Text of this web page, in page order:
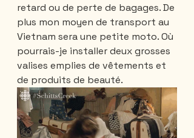
retard ou de perte de bagages. De
plus mon moyen de transport au
Vietnam sera une petite moto. Où
pourrais-je installer deux grosses
valises emplies de vêtements et
de produits de beauté.